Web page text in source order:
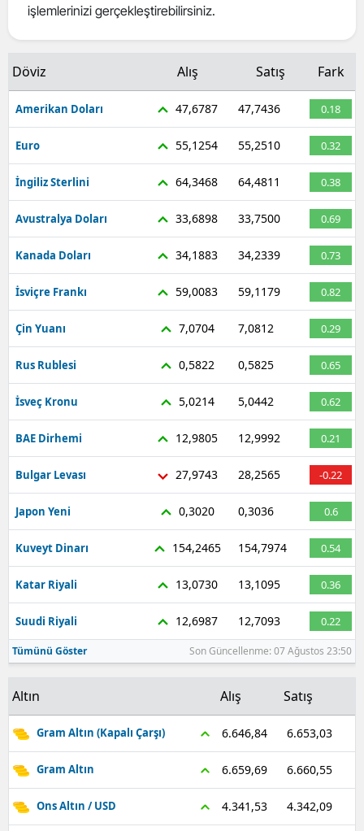
Isparta
Mersin
İzmir
Kars
Kastamonu
Kayseri
Kırklareli
Kırşehir
Konya
Kütahya
Malatya
Kahramanmaraş
Mardin
Muğla
Muş
Nevşehir
Rize
Sakarya
işlemlerinizi gerçekleştirebilirsiniz.
Döviz Alış Satış Fark
Amerikan Doları 47,6787 47,7436 0.18
Euro 55,1254 55,2510 0.32
İngiliz Sterlini 64,3468 64,4811 0.38
Avustralya Doları 33,6898 33,7500 0.69
Kanada Doları 34,1883 34,2339 0.73
İsviçre Frankı 59,0083 59,1179 0.82
Çin Yuanı 7,0704 7,0812 0.29
Rus Rublesi 0,5822 0,5825 0.65
İsveç Kronu 5,0214 5,0442 0.62
BAE Dirhemi 12,9805 12,9992 0.21
Bulgar Levası 27,9743 28,2565 -0.22
Japon Yeni 0,3020 0,3036 0.6
Kuveyt Dinarı 154,2465 154,7974 0.54
Katar Riyali 13,0730 13,1095 0.36
Suudi Riyali 12,6987 12,7093 0.22
Tümünü Göster Son Güncellenme: 07 Ağustos 23:50
Altın Alış Satış
Gram Altın (Kapalı Çarşı) 6.646,84 6.653,03
Gram Altın 6.659,69 6.660,55
Ons Altın / USD 4.341,53 4.342,09